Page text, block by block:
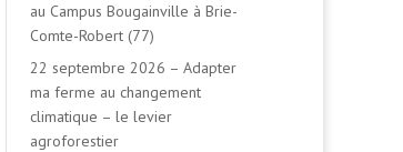
au Campus Bougainville à Brie-
Comte-Robert (77)
22 septembre 2026 – Adapter
ma ferme au changement
climatique – le levier
agroforestier